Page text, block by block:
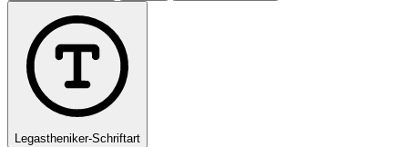
Legastheniker-Schriftart